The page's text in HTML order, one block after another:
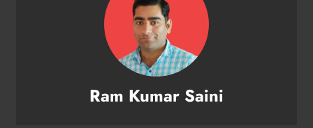
Ram Kumar Saini